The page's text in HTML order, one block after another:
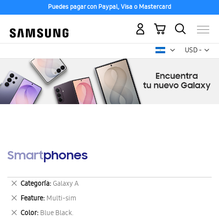
Puedes pagar con Paypal, Visa o Mastercard
USD -
dólar
Mi carrito
Smartphones
Categoría Galaxy A
Eliminar
este
artículo
Feature Multi-sim
Eliminar
este
Color Blue Black.
Eliminar